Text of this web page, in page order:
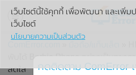
»
พับได้ Barbie Phone อย่างเป็นทาง
สดใส
เว็บไซต์นี้ใช้คุกกี้ เพื่อพัฒนา และเพิ่ม
เว็บไซต์
นโยบายความเป็นส่วนตัว
กดติดตาม ComError